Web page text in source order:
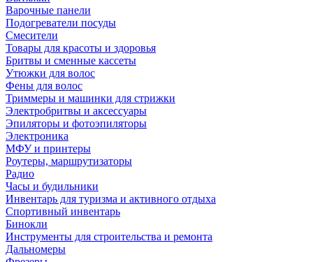
Варочные панели
Подогреватели посуды
Смесители
Товары для красоты и здоровья
Бритвы и сменные кассеты
Утюжки для волос
Фены для волос
Триммеры и машинки для стрижки
Электробритвы и аксессуары
Эпиляторы и фотоэпиляторы
Электроника
МФУ и принтеры
Роутеры, маршрутизаторы
Радио
Часы и будильники
Инвентарь для туризма и активного отдыха
Спортивный инвентарь
Бинокли
Инструменты для строительства и ремонта
Дальномеры